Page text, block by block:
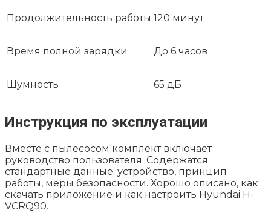
Продолжительность работы 120 минут
Время полной зарядки До 6 часов
Шумность 65 дБ
Инструкция по эксплуатации
Вместе с пылесосом комплект включает
руководство пользователя. Содержатся
стандартные данные: устройство, принцип
работы, меры безопасности. Хорошо описано, как
скачать приложение и как настроить Hyundai H-
VCRQ90.